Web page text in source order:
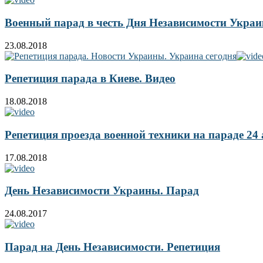
Военный парад в честь Дня Независимости
23.08.2018
Репетиция парада в Киеве. Видео
18.08.2018
Репетиция проезда военной техники на параде 24
17.08.2018
День Независимости Украины. Парад
24.08.2017
Парад на День Независимости. Репетиция